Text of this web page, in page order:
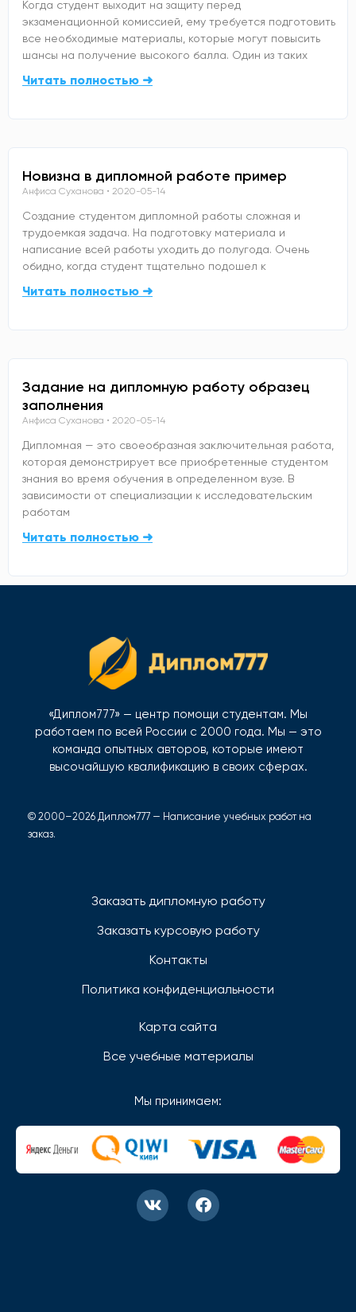
Когда студент выходит на защиту перед
экзаменационной комиссией, ему требуется подготовить
все необходимые материалы, которые могут повысить
шансы на получение высокого балла. Один из таких
Читать полностью ➜
Новизна в дипломной работе пример
Анфиса Суханова 2020-05-14
Создание студентом дипломной работы сложная и
трудоемкая задача. На подготовку материала и
написание всей работы уходить до полугода. Очень
обидно, когда студент тщательно подошел к
Читать полностью ➜
Задание на дипломную работу образец
заполнения
Анфиса Суханова 2020-05-14
Дипломная — это своеобразная заключительная работа,
которая демонстрирует все приобретенные студентом
знания во время обучения в определенном вузе. В
зависимости от специализации к исследовательским
работам
Читать полностью ➜
«Диплом777» — центр помощи студентам. Мы
работаем по всей России с 2000 года. Мы — это
команда опытных авторов, которые имеют
высочайшую квалификацию в своих сферах.
© 2000–2026 Диплом777 — Написание учебных работ на
заказ.
Заказать дипломную работу
Заказать курсовую работу
Контакты
Политика конфиденциальности
Карта сайта
Все учебные материалы
Мы принимаем: